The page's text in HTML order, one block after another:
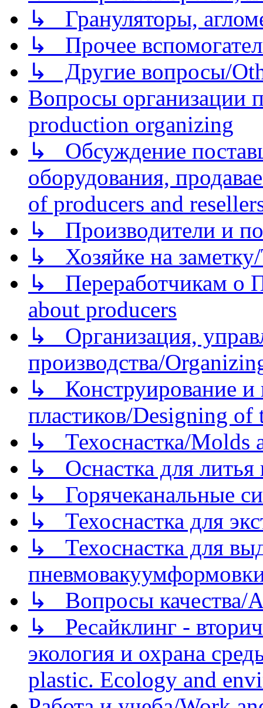
↳ Грануляторы,
↳ Прочее
↳ Другие вопросы/
Вопросы организации
production organizing
↳ Обсуждение
оборудования,
of producers and
↳ Производители и
↳ Хозяйке на
↳ Переработчикам о
about producers
↳ Организация,
производства/
↳ Конструирование и
пластиков/Designing of
↳ Техоснастка/Molds
↳ Оснастка для литья
↳ Горячеканальные
↳ Техоснастка для
↳ Техоснастка для
↳ Вопросы качества/
↳ Ресайклинг -
экология и охрана
plastic. Ecology and